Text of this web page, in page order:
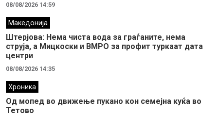
08/08/2026 14:59
Македонија
Штерјова: Нема чиста вода за граѓаните, нема
струја, а Мицкоски и ВМРО за профит туркаат дата
центри
08/08/2026 14:35
Хроника
Од мопед во движење пукано кон семејна куќа во
Тетово